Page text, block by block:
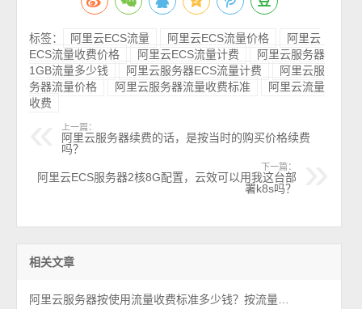
标签： 阿里云ECS流量 阿里云ECS流量价格
阿里云
ECS流量收费价格
阿里云ECS流量计费
阿里云服务器
1GB流量多少钱
阿里云服务器ECS流量计费
阿里云服
务器流量价格
阿里云服务器流量收费标准
阿里云流量
收费
上一篇：
阿里云服务器续费的话，是按当时的购买价格续费
吗？
下一篇：
阿里云ECS服务器2核8G配置，云效可以用我这台部
署k8s吗？
相关文章